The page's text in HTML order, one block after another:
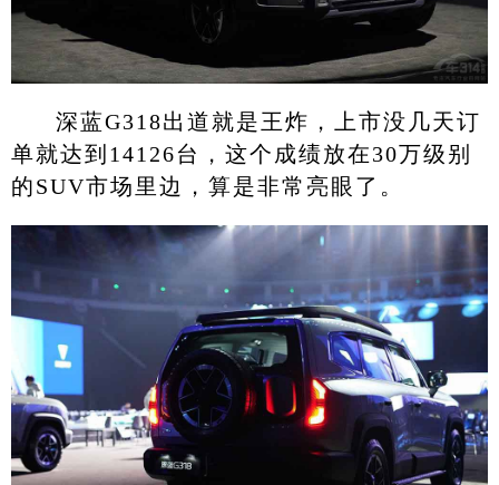
深蓝G318出道就是王炸，上市没几天订
单就达到14126台，这个成绩放在30万级别
的SUV市场里边，算是非常亮眼了。